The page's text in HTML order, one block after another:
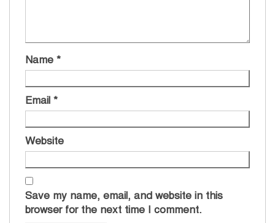
Name *
Email *
Website
Save my name, email, and website in this
browser for the next time I comment.